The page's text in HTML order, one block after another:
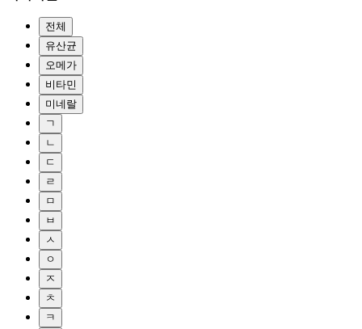
전체
유산균
오메가
비타민
미네랄
ㄱ
ㄴ
ㄷ
ㄹ
ㅁ
ㅂ
ㅅ
ㅇ
ㅈ
ㅊ
ㅋ